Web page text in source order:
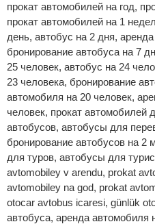
прокат автомобилей на год,
прокат автомобилей на 1
день, автобус на 2 дня,
бронирование автобуса на 7
25 человек, автобус на 24
23 человека, бронирование
автомобиля на 20 человек,
человек, прокат автомобилей
автобусов, автобусы для
бронирование автобусов на 2
для туров, автобусы для
avtomobiley v arendu, prokat
avtomobiley na god, prokat
otocar avtobus icaresi, günlük
автобуса, аренда автомобиля